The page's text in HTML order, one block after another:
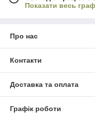
Показати весь
Про нас
Контакти
Доставка та оплата
Графік роботи